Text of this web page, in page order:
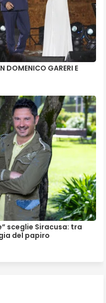
DOMENICO GARERI E
sceglie Siracusa: tra
del papiro